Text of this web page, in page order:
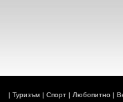
| Туризъм| Спорт| Любопитно|